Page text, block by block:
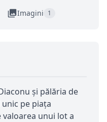
Imagini 1
și pălăria de
pe piața
unui lot a